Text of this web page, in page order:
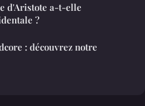
d'Aristote a-t-elle
?
: découvrez notre